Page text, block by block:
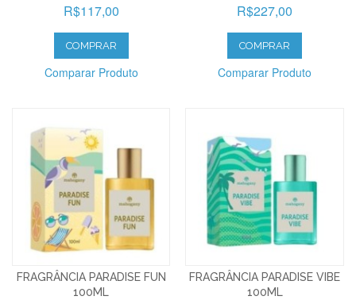
R$117,00
COMPRAR
Comparar Produto
R$227,00
COMPRAR
Comparar Produto
FRAGRÂNCIA PARADISE FUN
100ML
FRAGRÂNCIA PARADISE VIBE
100ML